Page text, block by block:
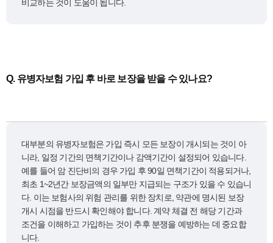
비교하는 것이 도움이 됩니다.
Q.유병자보험 가입 후 바로 보장을 받을 수 있나요?
대부분의 유병자보험은 가입 즉시 모든 보장이 개시되는 것이 아
니라, 일정 기간의 면책기간이나 감액기간이 설정되어 있습니다.
예를 들어 암 진단비의 경우 가입 후 90일 면책기간이 적용되거나,
최초 1~2년간 보장금액의 일부만 지급되는 구조가 있을 수 있습니
다. 이는 보험사의 위험 관리를 위한 장치로, 약관에 명시된 보장
개시 시점을 반드시 확인해야 합니다. 계약 체결 전 해당 기간과
조건을 이해하고 가입하는 것이 추후 분쟁을 예방하는 데 중요합
니다.